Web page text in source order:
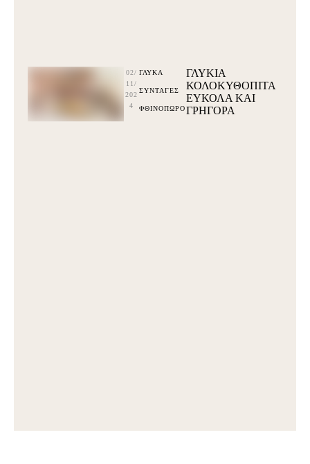
02/
11/
202
4
ΓΛΥΚΆ
ΣΥΝΤΑΓΕΣ
ΦΘΙΝΟΠΩΡΟ
ΓΛΥΚΙΑ
ΚΟΛΟΚΥΘΟΠΙΤΑ
ΕΥΚΟΛΑ ΚΑΙ
ΓΡΗΓΟΡΑ